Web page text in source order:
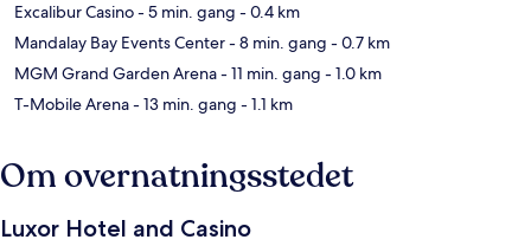
Excalibur Casino- 5 min. gang - 0.4 km
Mandalay Bay Events Center- 8 min. gang - 0.7 km
MGM Grand Garden Arena- 11 min. gang - 1.0 km
T-Mobile Arena- 13 min. gang - 1.1 km
Om overnatningsstedet
Luxor Hotel and Casino